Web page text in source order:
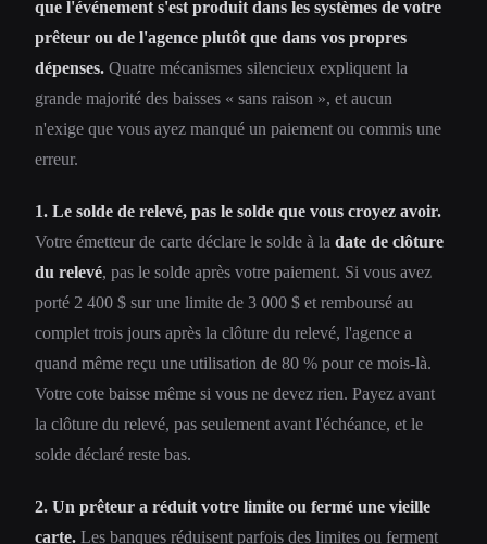
que l'événement s'est produit dans les systèmes de votre
prêteur ou de l'agence plutôt que dans vos propres
dépenses. Quatre mécanismes silencieux expliquent la
grande majorité des baisses « sans raison », et aucun
n'exige que vous ayez manqué un paiement ou commis une
erreur.
1. Le solde de relevé, pas le solde que vous croyez avoir.
Votre émetteur de carte déclare le solde à la date de clôture
du relevé, pas le solde après votre paiement. Si vous avez
porté 2 400 $ sur une limite de 3 000 $ et remboursé au
complet trois jours après la clôture du relevé, l'agence a
quand même reçu une utilisation de 80 % pour ce mois-là.
Votre cote baisse même si vous ne devez rien. Payez avant
la clôture du relevé, pas seulement avant l'échéance, et le
solde déclaré reste bas.
2. Un prêteur a réduit votre limite ou fermé une vieille
carte. Les banques réduisent parfois des limites ou ferment